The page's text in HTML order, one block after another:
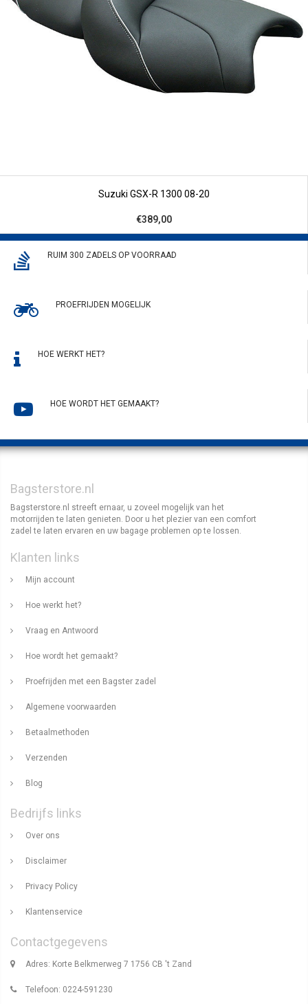
Suzuki GSX-R 1300 08-20
€389,00
RUIM 300 ZADELS OP VOORRAAD
PROEFRIJDEN MOGELIJK
HOE WERKT HET?
HOE WORDT HET GEMAAKT?
Bagsterstore.nl
Bagsterstore.nl streeft ernaar, u zoveel mogelijk van het
motorrijden te laten genieten. Door u het plezier van een comfort
zadel te laten ervaren en uw bagage problemen op te lossen.
Klanten links
Mijn account
Hoe werkt het?
Vraag en Antwoord
Hoe wordt het gemaakt?
Proefrijden met een Bagster zadel
Algemene voorwaarden
Betaalmethoden
Verzenden
Blog
Bedrijfs links
Over ons
Disclaimer
Privacy Policy
Klantenservice
Contactgegevens
Adres: Korte Belkmerweg 7 1756 CB 't Zand
Telefoon: 0224-591230